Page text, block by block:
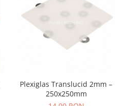
Plexiglas Translucid 2mm –
250x250mm